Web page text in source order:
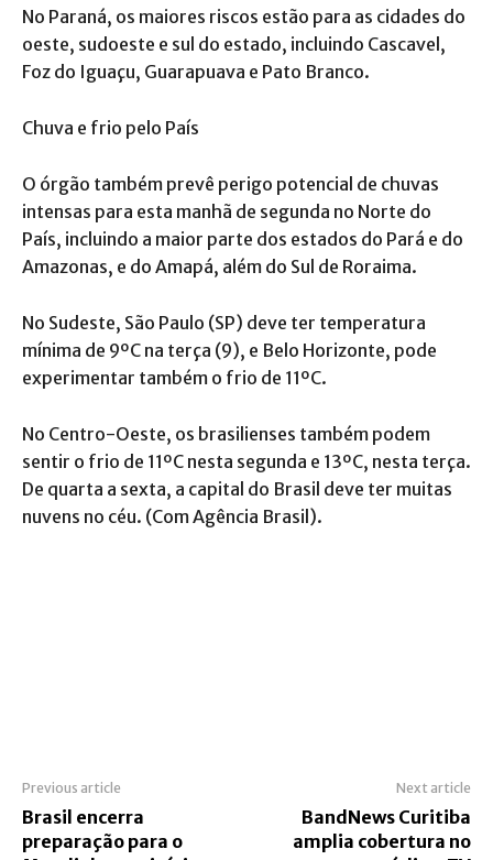
No Paraná, os maiores riscos estão para as cidades do
oeste, sudoeste e sul do estado, incluindo Cascavel,
Foz do Iguaçu, Guarapuava e Pato Branco.
Chuva e frio pelo País
O órgão também prevê perigo potencial de chuvas
intensas para esta manhã de segunda no Norte do
País, incluindo a maior parte dos estados do Pará e do
Amazonas, e do Amapá, além do Sul de Roraima.
No Sudeste, São Paulo (SP) deve ter temperatura
mínima de 9ºC na terça (9), e Belo Horizonte, pode
experimentar também o frio de 11ºC.
No Centro-Oeste, os brasilienses também podem
sentir o frio de 11ºC nesta segunda e 13ºC, nesta terça.
De quarta a sexta, a capital do Brasil deve ter muitas
nuvens no céu. (Com Agência Brasil).
Previous article
Brasil encerra
preparação para o
Next article
BandNews Curitiba
amplia cobertura no